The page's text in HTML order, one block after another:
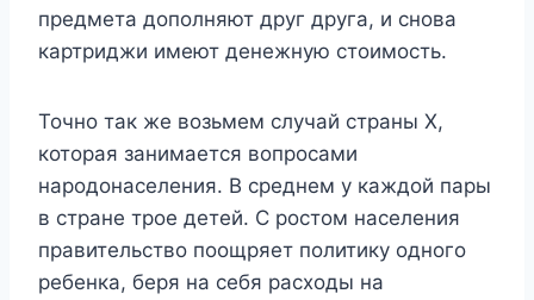
предмета дополняют друг друга, и снова
картриджи имеют денежную стоимость.
Точно так же возьмем случай страны X,
которая занимается вопросами
народонаселения. В среднем у каждой пары
в стране трое детей. С ростом населения
правительство поощряет политику одного
ребенка, беря на себя расходы на